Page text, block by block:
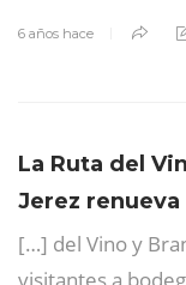
6 años hace
La Ruta del
Jerez
[…] del Vino y
visitantes a